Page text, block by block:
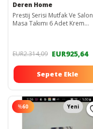
Deren Home
Prestij Serisi Mutfak Ve Salon
Masa Takımı 6 Adet Krem
EUR2.314,09 EUR925,64
Sepete Ekle
%60 Yeni